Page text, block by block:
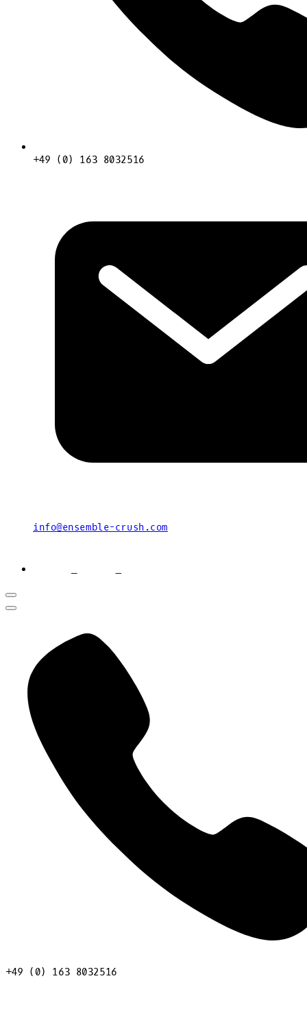
+49 (0) 163 8032516
info@ensemble-crush.com
+49 (0) 163 8032516